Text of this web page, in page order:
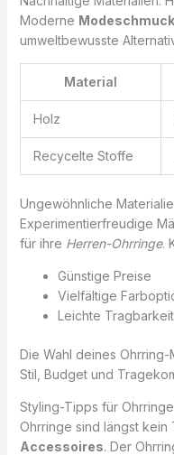
Moderne
umweltbewusste
Material
Holz
Recycelte Stoffe
Ungewöhnliche
Experimentierfreudige
für ihre Herren-Ohrringe.
Günstige Preise
Vielfältige
Leichte Tragbarkeit
Die Wahl deines
Stil, Budget und
Styling-Tipps für
Ohrringe sind längst kein
Accessoires. Der